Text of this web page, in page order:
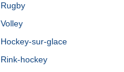
Rugby
Volley
Hockey-sur-glace
Rink-hockey